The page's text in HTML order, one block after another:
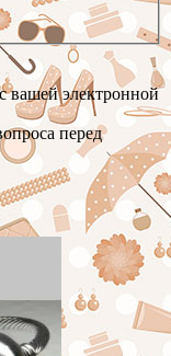
вашей электронной
перед